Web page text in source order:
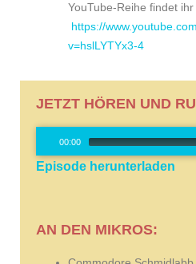
YouTube-Reihe findet ihr
https://
v=hslLYTYx3-4
JETZT HÖREN UND
00:00
Episode herunterladen
AN DEN MIKROS: